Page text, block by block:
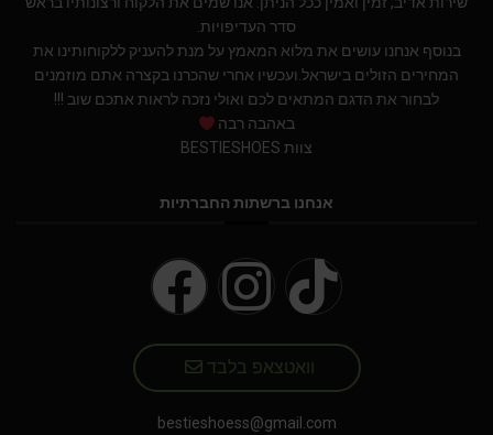
סדר העדיפויות.
בנוסף אנחנו עושים את מלוא המאמץ על מנת להעניק ללקוחותינו את
המחירים הזולים בישראל.ועכשיו אחרי שהכרנו בקצרה אתם מוזמנים
לבחור את הדגם המתאים לכם ואולי נזכה לראות אתכם שוב !!!
באהבה רבה
צוות BESTIESHOES
אנחנו ברשתות החברתיות
וואטצאפ בלבד
bestieshoess@gmail.com